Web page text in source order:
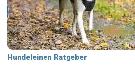
Hundeleinen Ratgeber